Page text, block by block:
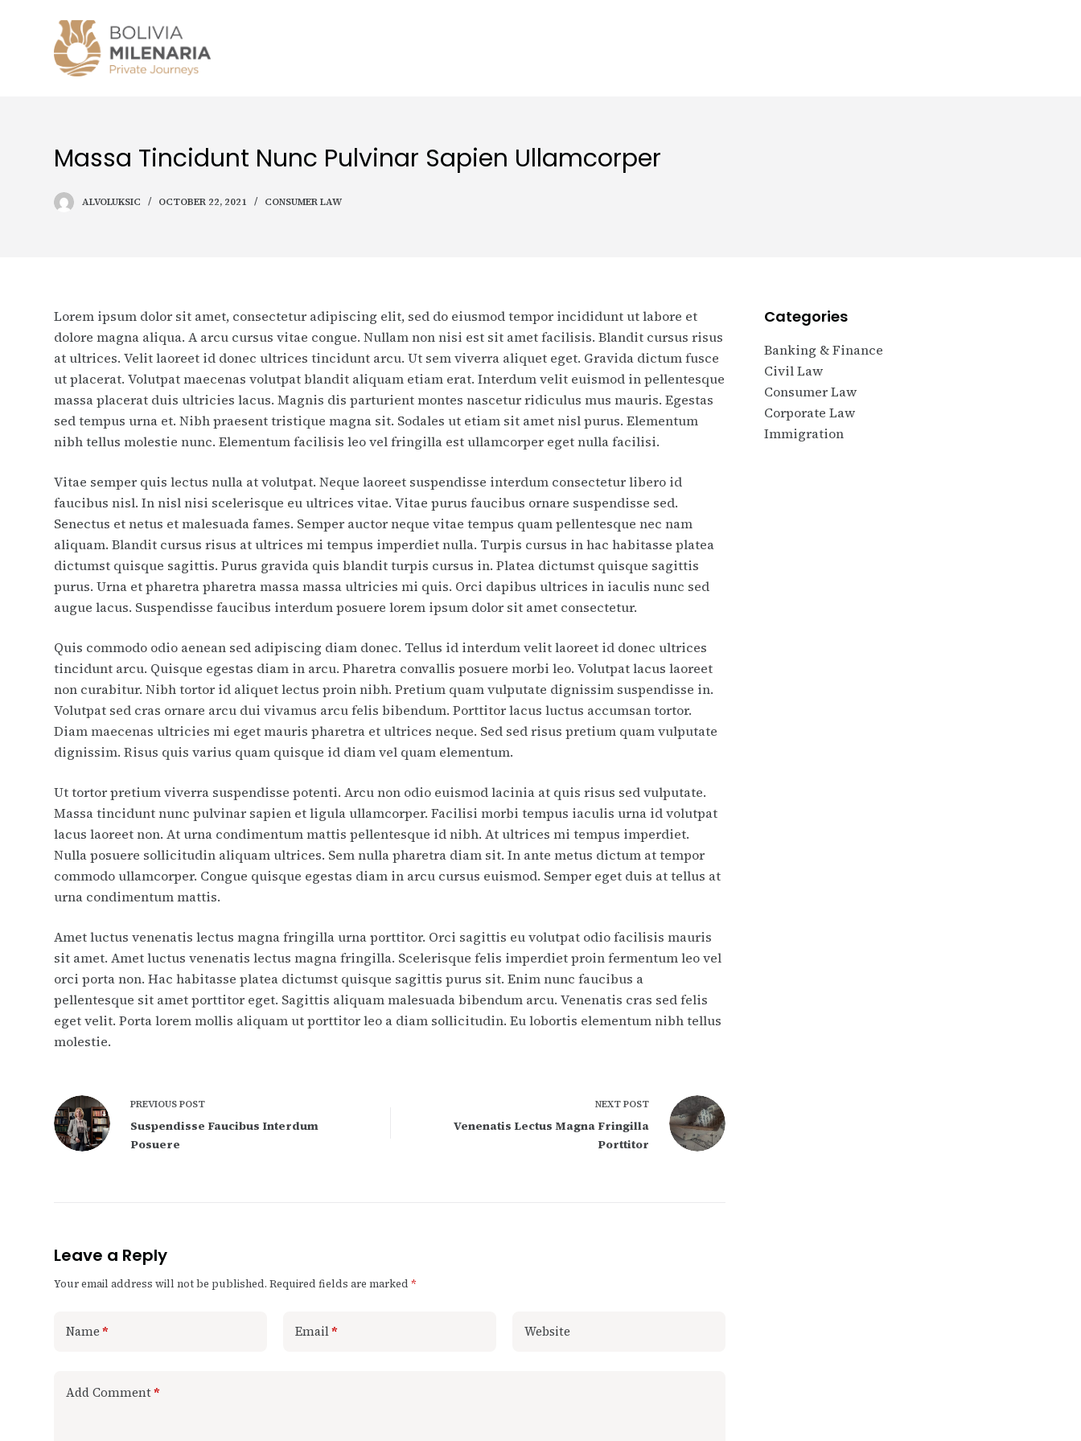
Massa Tincidunt Nunc Pulvinar Sapien Ullamcorper
ALVOLUKSIC OCTOBER 22, 2021 CONSUMER LAW
Lorem ipsum dolor sit amet, consectetur adipiscing elit, sed do eiusmod tempor incididunt ut labore et
dolore magna aliqua. A arcu cursus vitae congue. Nullam non nisi est sit amet facilisis. Blandit cursus risus
at ultrices. Velit laoreet id donec ultrices tincidunt arcu. Ut sem viverra aliquet eget. Gravida dictum fusce
ut placerat. Volutpat maecenas volutpat blandit aliquam etiam erat. Interdum velit euismod in pellentesque
massa placerat duis ultricies lacus. Magnis dis parturient montes nascetur ridiculus mus mauris. Egestas
sed tempus urna et. Nibh praesent tristique magna sit. Sodales ut etiam sit amet nisl purus. Elementum
nibh tellus molestie nunc. Elementum facilisis leo vel fringilla est ullamcorper eget nulla facilisi.
Vitae semper quis lectus nulla at volutpat. Neque laoreet suspendisse interdum consectetur libero id
faucibus nisl. In nisl nisi scelerisque eu ultrices vitae. Vitae purus faucibus ornare suspendisse sed.
Senectus et netus et malesuada fames. Semper auctor neque vitae tempus quam pellentesque nec nam
aliquam. Blandit cursus risus at ultrices mi tempus imperdiet nulla. Turpis cursus in hac habitasse platea
dictumst quisque sagittis. Purus gravida quis blandit turpis cursus in. Platea dictumst quisque sagittis
purus. Urna et pharetra pharetra massa massa ultricies mi quis. Orci dapibus ultrices in iaculis nunc sed
augue lacus. Suspendisse faucibus interdum posuere lorem ipsum dolor sit amet consectetur.
Quis commodo odio aenean sed adipiscing diam donec. Tellus id interdum velit laoreet id donec ultrices
tincidunt arcu. Quisque egestas diam in arcu. Pharetra convallis posuere morbi leo. Volutpat lacus laoreet
non curabitur. Nibh tortor id aliquet lectus proin nibh. Pretium quam vulputate dignissim suspendisse in.
Volutpat sed cras ornare arcu dui vivamus arcu felis bibendum. Porttitor lacus luctus accumsan tortor.
Diam maecenas ultricies mi eget mauris pharetra et ultrices neque. Sed sed risus pretium quam vulputate
dignissim. Risus quis varius quam quisque id diam vel quam elementum.
Ut tortor pretium viverra suspendisse potenti. Arcu non odio euismod lacinia at quis risus sed vulputate.
Massa tincidunt nunc pulvinar sapien et ligula ullamcorper. Facilisi morbi tempus iaculis urna id volutpat
lacus laoreet non. At urna condimentum mattis pellentesque id nibh. At ultrices mi tempus imperdiet.
Nulla posuere sollicitudin aliquam ultrices. Sem nulla pharetra diam sit. In ante metus dictum at tempor
commodo ullamcorper. Congue quisque egestas diam in arcu cursus euismod. Semper eget duis at tellus at
urna condimentum mattis.
Amet luctus venenatis lectus magna fringilla urna porttitor. Orci sagittis eu volutpat odio facilisis mauris
sit amet. Amet luctus venenatis lectus magna fringilla. Scelerisque felis imperdiet proin fermentum leo vel
orci porta non. Hac habitasse platea dictumst quisque sagittis purus sit. Enim nunc faucibus a
pellentesque sit amet porttitor eget. Sagittis aliquam malesuada bibendum arcu. Venenatis cras sed felis
eget velit. Porta lorem mollis aliquam ut porttitor leo a diam sollicitudin. Eu lobortis elementum nibh tellus
molestie.
PREVIOUSPOST
Suspendisse Faucibus Interdum
Posuere
NEXTPOST
Venenatis Lectus Magna Fringilla
Porttitor
Leave a Reply
Your email address will not be published. Required fields are marked*
Name* Email* Website
Add Comment*
Categories
Banking & Finance
Civil Law
Consumer Law
Corporate Law
Immigration